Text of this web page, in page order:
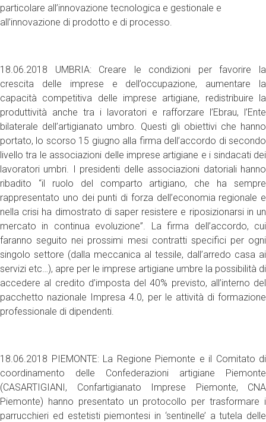
particolare all’innovazione tecnologica e gestionale e
all’innovazione di prodotto e di processo.
18.06.2018 UMBRIA: Creare le condizioni per favorire la
crescita delle imprese e dell’occupazione, aumentare la
capacità competitiva delle imprese artigiane, redistribuire la
produttività anche tra i lavoratori e rafforzare l’Ebrau, l’Ente
bilaterale dell’artigianato umbro. Questi gli obiettivi che hanno
portato, lo scorso 15 giugno alla firma dell’accordo di secondo
livello tra le associazioni delle imprese artigiane e i sindacati dei
lavoratori umbri. I presidenti delle associazioni datoriali hanno
ribadito “il ruolo del comparto artigiano, che ha sempre
rappresentato uno dei punti di forza dell’economia regionale e
nella crisi ha dimostrato di saper resistere e riposizionarsi in un
mercato in continua evoluzione”. La firma dell’accordo, cui
faranno seguito nei prossimi mesi contratti specifici per ogni
singolo settore (dalla meccanica al tessile, dall’arredo casa ai
servizi etc…), apre per le imprese artigiane umbre la possibilità di
accedere al credito d’imposta del 40% previsto, all’interno del
pacchetto nazionale Impresa 4.0, per le attività di formazione
professionale di dipendenti.
18.06.2018 PIEMONTE: La Regione Piemonte e il Comitato di
coordinamento delle Confederazioni artigiane Piemonte
(CASARTIGIANI, Confartigianato Imprese Piemonte, CNA
Piemonte) hanno presentato un protocollo per trasformare i
parrucchieri ed estetisti piemontesi in ‘sentinelle’ a tutela delle